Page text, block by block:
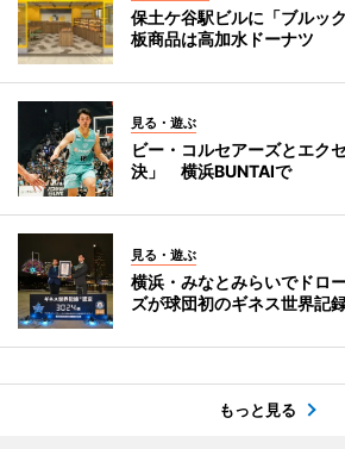
保土ケ谷駅ビルに「ブルッ
板商品は高加水ドーナツ
見る・遊ぶ
ビー・コルセアーズとエク
決」 横浜BUNTAIで
見る・遊ぶ
横浜・みなとみらいでドロ
ズが球団初のギネス世界記
もっと見る